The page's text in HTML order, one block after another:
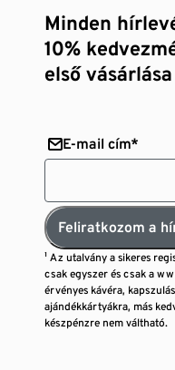
Minden
10%
első
E-mail cím*
Feliratkozom a
¹ Az utalvány a sikeres
csak egyszer és csak a
érvényes kávéra,
ajándékkártyákra, más
készpénzre nem váltható.